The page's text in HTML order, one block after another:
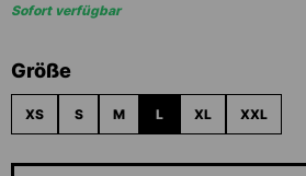
Sofort verfügbar
Größeauswählen
XS S M L XL XXL